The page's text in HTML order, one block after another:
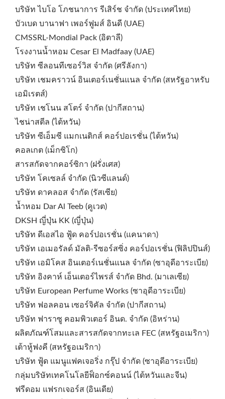
บริษัท ไบโอ โภชนาการ รีเสิร์ช จำกัด (ประเทศไทย)
บัวเบด บานาฟา เพอร์ฟูมส์ อินดี (UAE)
CMSSRL-Mondial Pack (อิตาลี)
โรงงานน้ำหอม Cesar El Madfaay (UAE)
บริษัท ซีลอนทีเซอร์วิส จำกัด (ศรีลังกา)
บริษัท เชมคราวน์ อินเตอร์เนชั่นแนล จำกัด (สหรัฐอาหรับ
เอมิเรตส์)
บริษัท เชโนน สโตร์ จำกัด (ปากีสถาน)
ไชน่าสตีล (ไต้หวัน)
บริษัท ซีเอ็มซี แมกเนติกส์ คอร์ปอเรชั่น (ไต้หวัน)
คอลเกต (เม็กซิโก)
สารสกัดจากคอร์ซิกา (ฝรั่งเศส)
บริษัท โคเซลล์ จำกัด (นิวซีแลนด์)
บริษัท ดาคลอส จำกัด (รัสเซีย)
น้ำหอม Dar Al Teeb (คูเวต)
DKSH ญี่ปุ่น KK (ญี่ปุ่น)
บริษัท ดีเอสไอ ฟู้ด คอร์ปอเรชั่น (แคนาดา)
บริษัท เอเมอรัลด์ มัลติ-รีซอร์สซิ่ง คอร์ปอเรชั่น (ฟิลิปปินส์)
บริษัท เอมิโคส อินเตอร์เนชั่นแนล จำกัด (ซาอุดีอาระเบีย)
บริษัท อิงคาห์ เอ็นเตอร์ไพรส์ จำกัด Bhd. (มาเลเซีย)
บริษัท European Perfume Works (ซาอุดีอาระเบีย)
บริษัท ฟอลคอน เซอร์จิคัล จำกัด (ปากีสถาน)
บริษัท ฟาราซู คอมพิวเตอร์ อินด. จำกัด (อิหร่าน)
ผลิตภัณฑ์โสมและสารสกัดจากทะเล FEC (สหรัฐอเมริกา)
เต้าหู้ฟงคี (สหรัฐอเมริกา)
บริษัท ฟู้ด แมนูแฟคเจอริ่ง กรุ๊ป จำกัด (ซาอุดีอาระเบีย)
กลุ่มบริษัทเทคโนโลยีฟ็อกซ์คอนน์ (ไต้หวันและจีน)
ฟรีดอม แฟรกเจอร์ส (อินเดีย)